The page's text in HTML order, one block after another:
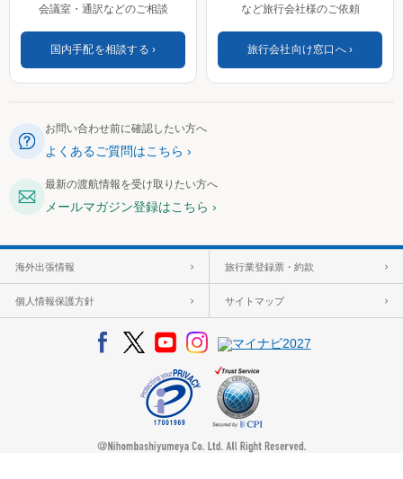
会議室・通訳などのご相談
国内手配を相談する
など旅行会社様のご依頼
旅行会社向け窓口へ
お問い合わせ前に確認したい方へ
よくあるご質問はこちら
最新の渡航情報を受け取りたい方へ
メールマガジン登録はこちら
海外出張情報 旅行業登録票・約款
個人情報保護方針 サイトマップ